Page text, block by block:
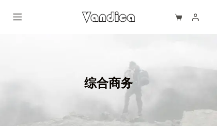
S
综合商务